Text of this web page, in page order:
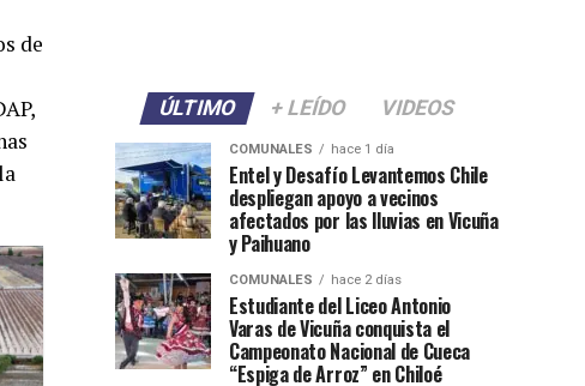
de
ÚLTIMO + LEÍDO VIDEOS
COMUNALES hace 1 día
Entel y Desafío Levantemos Chile
despliegan apoyo a vecinos
afectados por las lluvias en Vicuña
y Paihuano
COMUNALES hace 2 días
Estudiante del Liceo Antonio
Varas de Vicuña conquista el
Campeonato Nacional de Cueca
“Espiga de Arroz” en Chiloé